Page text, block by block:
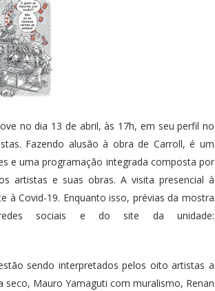
no dia 13 de abril, às 17h, em seu perfil no
Fazendo alusão à obra de Carroll, é um
e uma programação integrada composta por
artistas e suas obras. A visita presencial à
à Covid-19. Enquanto isso, prévias da mostra
sociais e do site da unidade:
sendo interpretados pelos oito artistas a
Mauro Yamaguti com muralismo, Renan